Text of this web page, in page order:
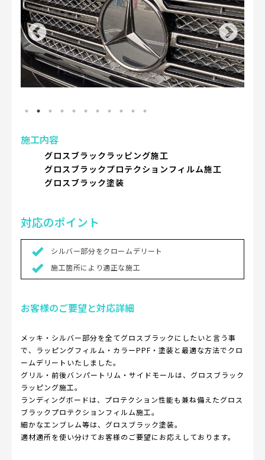
施工内容
グロスブラックラッピング施工
グロスブラックプロテクションフィルム施工
グロスブラック塗装
対応のポイント
シルバー部分をクロームデリート
施工箇所により適正な施工
お客様のご要望と対応詳細
メッキ・シルバー部分を全てグロスブラックにしたいと言う事
で、ラッピングフィルム・カラーPPF・塗装と最適な方法でクロ
ームデリートいたしました。
グリル・前後バンパートリム・サイドモールは、グロスブラック
ラッピング施工。
ランディングボードは、プロテクション性能も兼ね備えたグロス
ブラックプロテクションフィルム施工。
細かなエンブレム等は、グロスブラック塗装。
適材適所を使い分けてお客様のご要望にお応えしております。